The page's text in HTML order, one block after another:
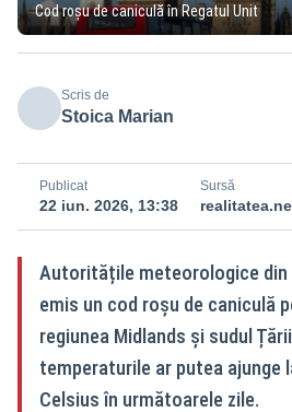
Cod roșu de caniculă în Regatul Unit
Scris de
Stoica Marian
Publicat
22 iun. 2026, 13:38
Sursă
Autoritățile meteorologice din
emis un cod roșu de caniculă
regiunea Midlands și sudul
temperaturile ar putea ajunge
Celsius în următoarele zile.